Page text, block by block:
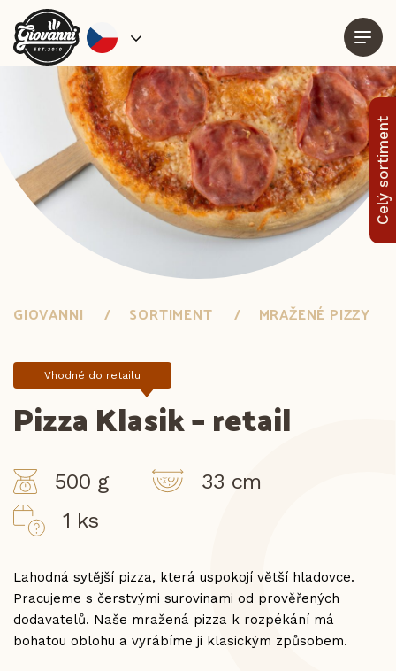
Celý sortiment
GIOVANNI SORTIMENT MRAŽENÉ PIZZY
Vhodné do retailu
Pizza Klasik – retail
500 g
33 cm
1 ks
Lahodná sytější pizza, která uspokojí větší hladovce.
Pracujeme s čerstvými surovinami od prověřených
dodavatelů. Naše mražená pizza k rozpékání má
bohatou oblohu a vyrábíme ji klasickým způsobem.